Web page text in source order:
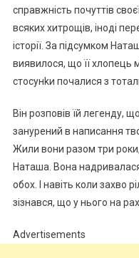
справжність почуттів
всяких хитрощів, іноді
історії. За підсумком
виявилося, що її хлопець
стосунkи почалися з
Він розповів їй легенду,
занурений в написання
Жили вони разом три
Наташа. Вона
обох. І навіть коли захво
зізнався, що у нього на
Advertisements